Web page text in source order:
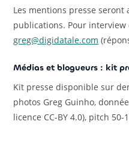
Les mentions presse seront
publications. Pour interview
greg@digidatale.com
Médias et blogueurs : kit
Kit presse disponible sur
photos Greg Guinho,
licence CC-BY 4.0), pitch 50-